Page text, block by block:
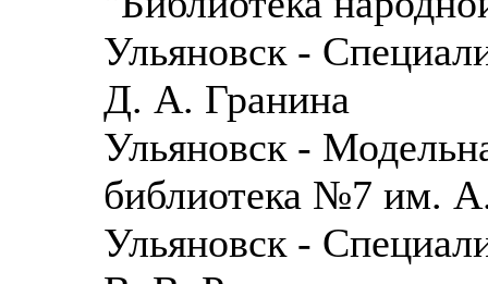
Ульяновск -
Д. А. Гранина
Ульяновск -
библиотека №7 им.
Ульяновск -